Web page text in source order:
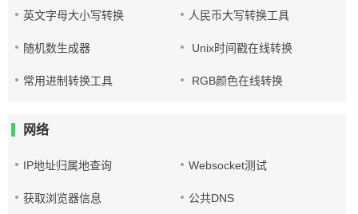
英文字母大小写转换 人民币大写转换工具
随机数生成器 Unix时间戳在线转换
常用进制转换工具 RGB颜色在线转换
网络
IP地址归属地查询 Websocket测试
获取浏览器信息 公共DNS